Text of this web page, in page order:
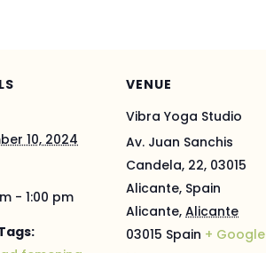
10, 2024
- 1:00 pm
VENUE
Vibra Yoga Studio
Av. Juan Sanchis
Candela, 22, 03015
Alicante, Spain
Alicante, Alicante
03015 Spain + Google